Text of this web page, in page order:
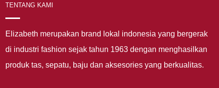
TENTANG KAMI
Elizabeth merupakan brand lokal indonesia yang bergerak
di industri fashion sejak tahun 1963 dengan menghasilkan
produk tas, sepatu, baju dan aksesories yang berkualitas.